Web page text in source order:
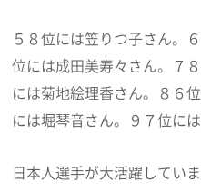
５８位には笠りつ子さん。
位には成田美寿々さん。７
には菊地絵理香さん。８６
には堀琴音さん。９７位に
日本人選手が大活躍していま